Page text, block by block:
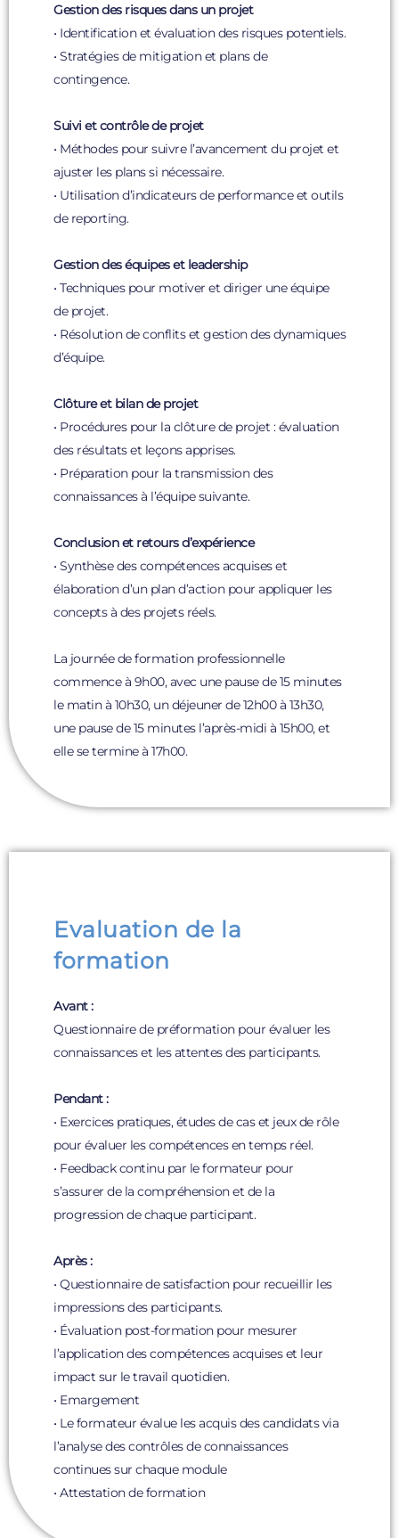
Gestion des risques dans un projet
• Identification et évaluation des risques potentiels.
• Stratégies de mitigation et plans de
contingence.
Suivi et contrôle de projet
• Méthodes pour suivre l’avancement du projet et
ajuster les plans si nécessaire.
• Utilisation d’indicateurs de performance et outils
de reporting.
Gestion des équipes et leadership
• Techniques pour motiver et diriger une équipe
de projet.
• Résolution de conflits et gestion des dynamiques
d’équipe.
Clôture et bilan de projet
• Procédures pour la clôture de projet : évaluation
des résultats et leçons apprises.
• Préparation pour la transmission des
connaissances à l’équipe suivante.
Conclusion et retours d’expérience
• Synthèse des compétences acquises et
élaboration d’un plan d’action pour appliquer les
concepts à des projets réels.
La journée de formation professionnelle
commence à 9h00, avec une pause de 15 minutes
le matin à 10h30, un déjeuner de 12h00 à 13h30,
une pause de 15 minutes l’après-midi à 15h00, et
elle se termine à 17h00.
Evaluation de la
formation
Avant :
Questionnaire de préformation pour évaluer les
connaissances et les attentes des participants.
Pendant :
• Exercices pratiques, études de cas et jeux de rôle
pour évaluer les compétences en temps réel.
• Feedback continu par le formateur pour
s’assurer de la compréhension et de la
progression de chaque participant.
Après :
• Questionnaire de satisfaction pour recueillir les
impressions des participants.
• Évaluation post-formation pour mesurer
l’application des compétences acquises et leur
impact sur le travail quotidien.
• Emargement
• Le formateur évalue les acquis des candidats via
l’analyse des contrôles de connaissances
continues sur chaque module
• Attestation de formation